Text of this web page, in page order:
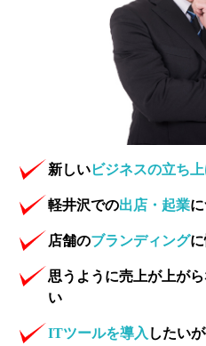
新しいビジネスの立ち
軽井沢での出店・起業
店舗のブランディング
思うように売上が上が
い
ITツールを導入 したい